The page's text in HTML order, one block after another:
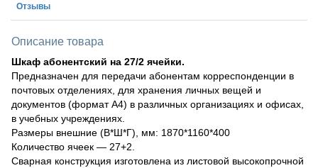
Отзывы
Описание товара
Шкаф абонентский на 27/2 ячейки.
Предназначен для передачи абонентам корреспонденции в
почтовых отделениях, для хранения личных вещей и
документов (формат А4) в различных организациях и офисах,
в учебных учреждениях.
Размеры внешние (В*Ш*Г), мм: 1870*1160*400
Количество ячеек — 27+2.
Сварная конструкция изготовлена из листовой высокопрочной